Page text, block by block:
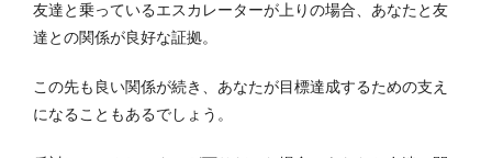
友達と乗っているエスカレーターが上りの場合、あなたと友
達との関係が良好な証拠。
この先も良い関係が続き、あなたが目標達成するための支え
になることもあるでしょう。